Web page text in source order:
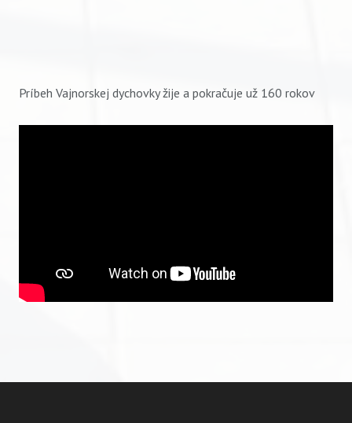
Príbeh Vajnorskej dychovky žije a pokračuje už 160 rokov